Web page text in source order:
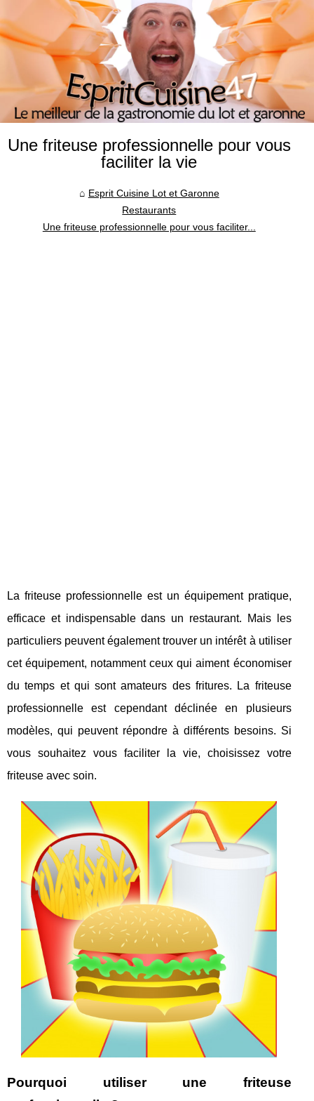
Une friteuse professionnelle pour vous
faciliter la vie
Esprit Cuisine Lot et Garonne
Restaurants
Une friteuse professionnelle pour vous faciliter...
La friteuse professionnelle est un équipement pratique,
efficace et indispensable dans un restaurant. Mais les
particuliers peuvent également trouver un intérêt à utiliser
cet équipement, notamment ceux qui aiment économiser
du temps et qui sont amateurs des fritures. La friteuse
professionnelle est cependant déclinée en plusieurs
modèles, qui peuvent répondre à différents besoins. Si
vous souhaitez vous faciliter la vie, choisissez votre
friteuse avec soin.
Pourquoi utiliser une friteuse